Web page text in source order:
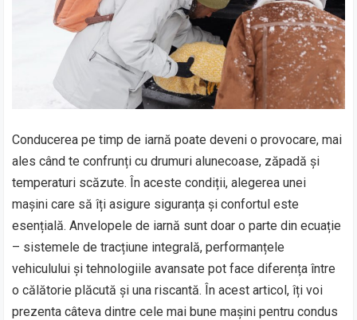
Conducerea pe timp de iarnă poate deveni o provocare, mai
ales când te confrunți cu drumuri alunecoase, zăpadă și
temperaturi scăzute. În aceste condiții, alegerea unei
mașini care să îți asigure siguranța și confortul este
esențială. Anvelopele de iarnă sunt doar o parte din ecuație
– sistemele de tracțiune integrală, performanțele
vehiculului și tehnologiile avansate pot face diferența între
o călătorie plăcută și una riscantă. În acest articol, îți voi
prezenta câteva dintre cele mai bune mașini pentru condus